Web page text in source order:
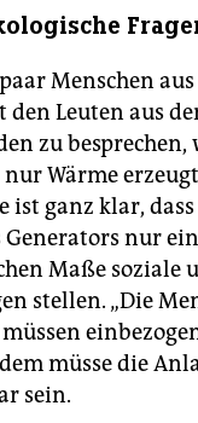
Menschen aus
den Leuten aus
zu
Wärme
ist ganz klar,
nur
Maße soziale
stellen. „Die
müsse die
sein.